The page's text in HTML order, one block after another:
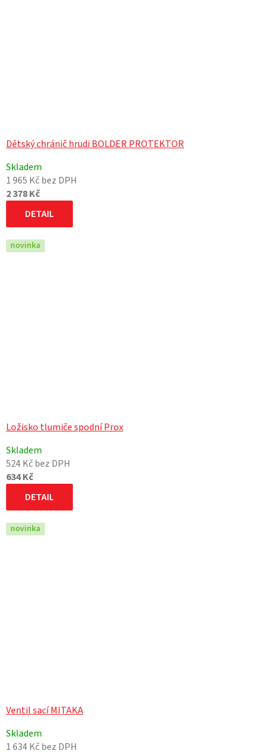
Dětský chránič hrudi BOLDER PROTEKTOR
Skladem
1 965 Kč bez DPH
2 378 Kč
DETAIL
novinka
Ložisko tlumiče spodní Prox
Skladem
524 Kč bez DPH
634 Kč
DETAIL
novinka
Ventil sací MITAKA
Skladem
1 634 Kč bez DPH